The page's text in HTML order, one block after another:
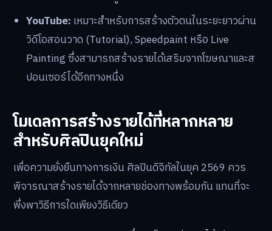
Twitter/X:ยังคงเป็นชุมชนที่แข็งแกร่งสำหรับศิลปิน
โดยเฉพาะสาย Fanart, VTuber และ Game Art การใช้
แฮชแท็กที่ถูกต้องและการเปิดรับงาน Commission ผ่าน
Facebook: ยังคงมีความสำคัญในตลาดไทย โดยเฉพาะ
กลุ่มรับวาดภาพและกลุ่ม Commission Art ซึ่งเป็นช่อง
ทางในการหางานและลูกค้าได้โดยตรง
YouTube:เหมาะสำหรับการสร้างตัวตนในระยะยาวผ่าน
วิดีโอสอนวาด (Tutorial), Speedpaint หรือ Live
Painting ซึ่งสามารถสร้างรายได้เสริมจากโฆษณาและส